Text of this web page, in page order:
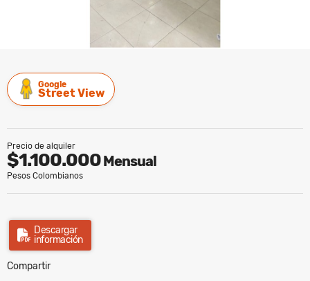
Google
Street View
Precio de alquiler
$1.100.000Mensual
Pesos Colombianos
Descargar
información
Compartir